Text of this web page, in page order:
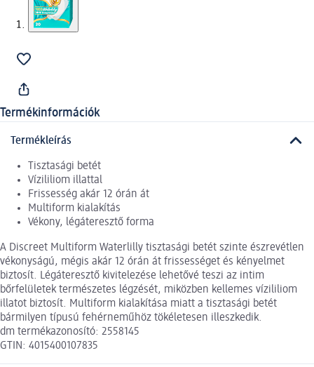
Termékinformációk
Termékleírás
Tisztasági betét
Vízililiom illattal
Frissesség akár 12 órán át
Multiform kialakítás
Vékony, légáteresztő forma
A Discreet Multiform Waterlilly tisztasági betét szinte észrevétlen
vékonyságú, mégis akár 12 órán át frissességet és kényelmet
biztosít. Légáteresztő kivitelezése lehetővé teszi az intim
bőrfelületek természetes légzését, miközben kellemes vízililiom
illatot biztosít. Multiform kialakítása miatt a tisztasági betét
bármilyen típusú fehérneműhöz tökéletesen illeszkedik.
dm termékazonosító: 2558145
GTIN: 4015400107835